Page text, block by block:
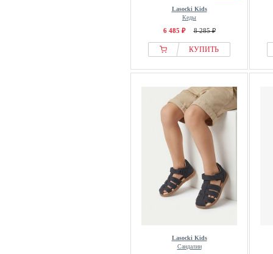
Lasocki Kids
Кеды
6 485 ₽ 8 285 ₽
КУПИТЬ
Lasocki Kids
Сандалии